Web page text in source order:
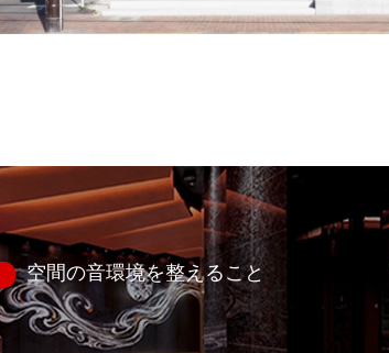
空間の音環境を整えること